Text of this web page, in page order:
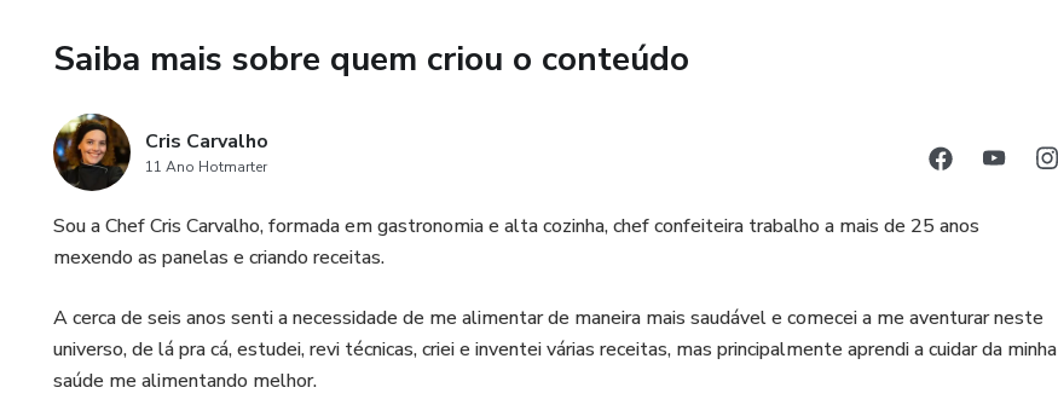
Saiba mais sobre quem criou o conteúdo
Cris Carvalho
11 Ano Hotmarter
Sou a Chef Cris Carvalho, formada em gastronomia e alta cozinha, chef confeiteira trabalho a mais de 25 anos
mexendo as panelas e criando receitas.
A cerca de seis anos senti a necessidade de me alimentar de maneira mais saudável e comecei a me aventurar neste
universo, de lá pra cá, estudei, revi técnicas, criei e inventei várias receitas, mas principalmente aprendi a cuidar da minha
saúde me alimentando melhor.